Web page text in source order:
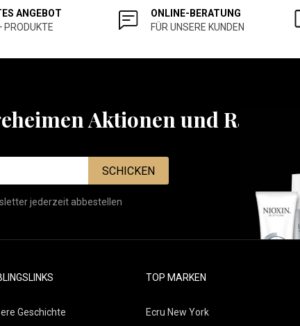
ANGEBOT
PRODUKTE
ONLINE-BERATUNG
FÜR UNSERE KUNDEN
Aktionen und Rabatten
SCHICKEN
jederzeit abbestellen
Geschichte
TOP MARKEN
Ecru New York